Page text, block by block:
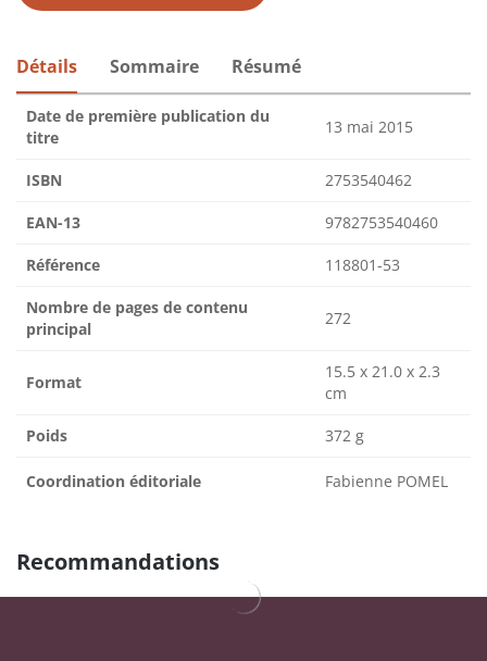
Détails Sommaire Résumé
Date de première publication du
titre
13 mai 2015
ISBN 2753540462
EAN-13 9782753540460
Référence 118801-53
Nombre de pages de contenu
principal
272
Format
15.5 x 21.0 x 2.3
cm
Poids 372 g
Coordination éditoriale Fabienne POMEL
Recommandations